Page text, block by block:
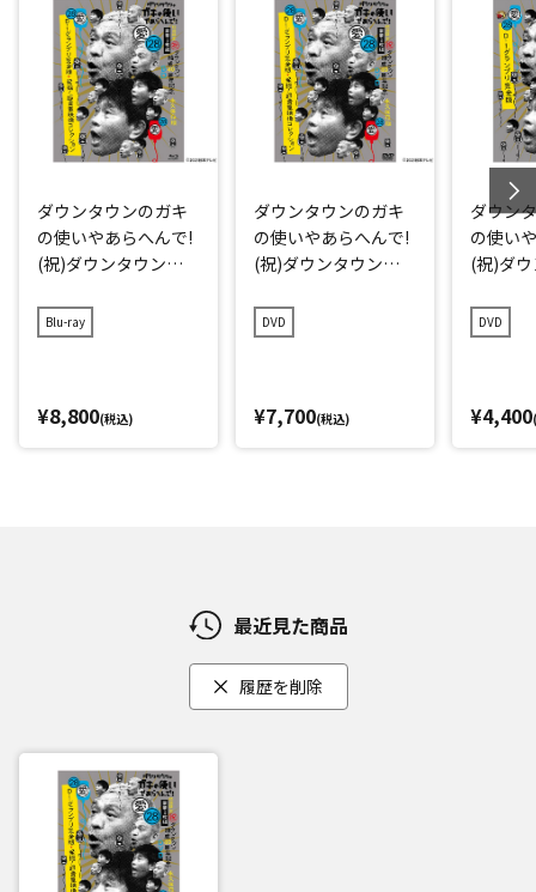
ダウンタウンのガキ
の使いやあらへんで!
(祝)ダウンタウン結
初回限定永久保存版
(28)(愛)D-1グランプ
Blu-ray
¥8,800(税込)
ダウンタウンのガキ
の使いやあらへんで!
(祝)ダウンタウン結
回限定永久保存版(2
8)(愛)D-1グランプリ
DVD
¥7,700(税込)
ダウン
の使い
(祝)ダ
久保存
グラン
DVD
¥4,400
最近見た商品
履歴を削除